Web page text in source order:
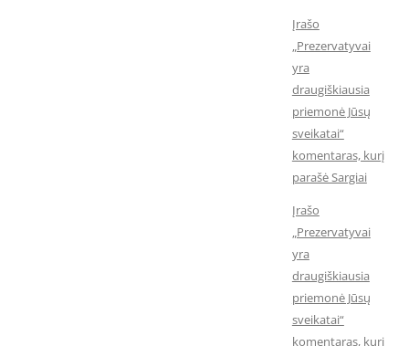
Įrašo
„Prezervatyvai
yra
draugiškiausia
priemonė Jūsų
sveikatai“
komentaras, kurį
parašė Sargiai
Įrašo
„Prezervatyvai
yra
draugiškiausia
priemonė Jūsų
sveikatai“
komentaras, kurį